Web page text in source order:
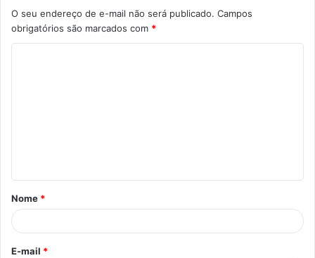
O seu endereço de e-mail não será publicado. Campos
obrigatórios são marcados com *
á
r
Nome *
E-mail *